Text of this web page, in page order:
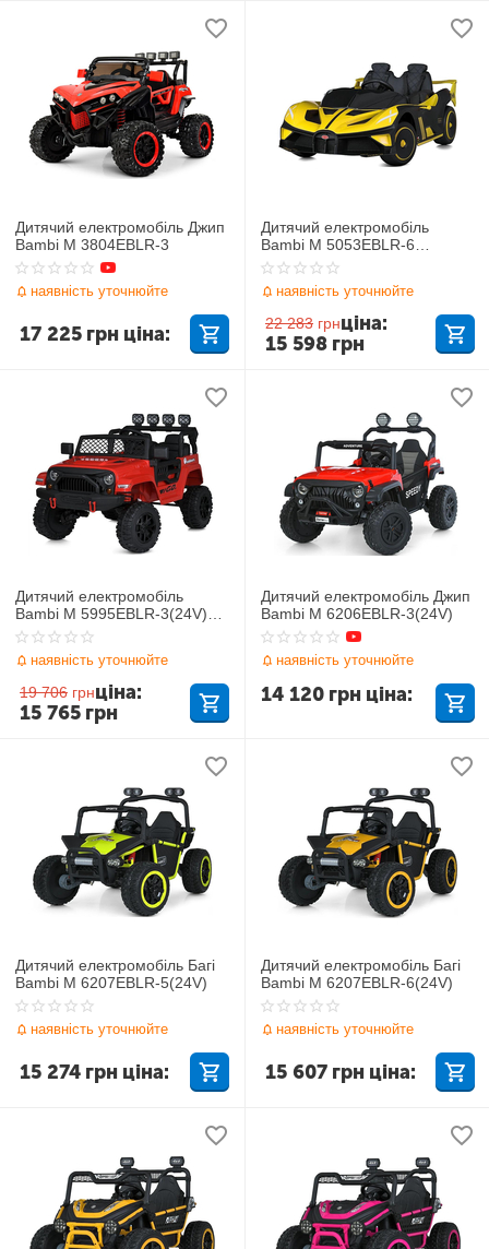
Дитячий електромобіль Джип
Bambi M 3804EBLR-3
наявність уточнюйте
17 225 грн ціна:
Дитячий електромобіль
Bambi M 5053EBLR-6
Спорткар
наявність уточнюйте
22 283 грн
15 598 грн
ціна:
Дитячий електромобіль
Bambi M 5995EBLR-3(24V)
Джип
наявність уточнюйте
19 706 грн
15 765 грн
ціна:
Дитячий електромобіль Джип
Bambi M 6206EBLR-3(24V)
наявність уточнюйте
14 120 грн ціна:
Дитячий електромобіль Багі
Bambi M 6207EBLR-5(24V)
наявність уточнюйте
15 274 грн ціна:
Дитячий електромобіль Багі
Bambi M 6207EBLR-6(24V)
наявність уточнюйте
15 607 грн ціна: